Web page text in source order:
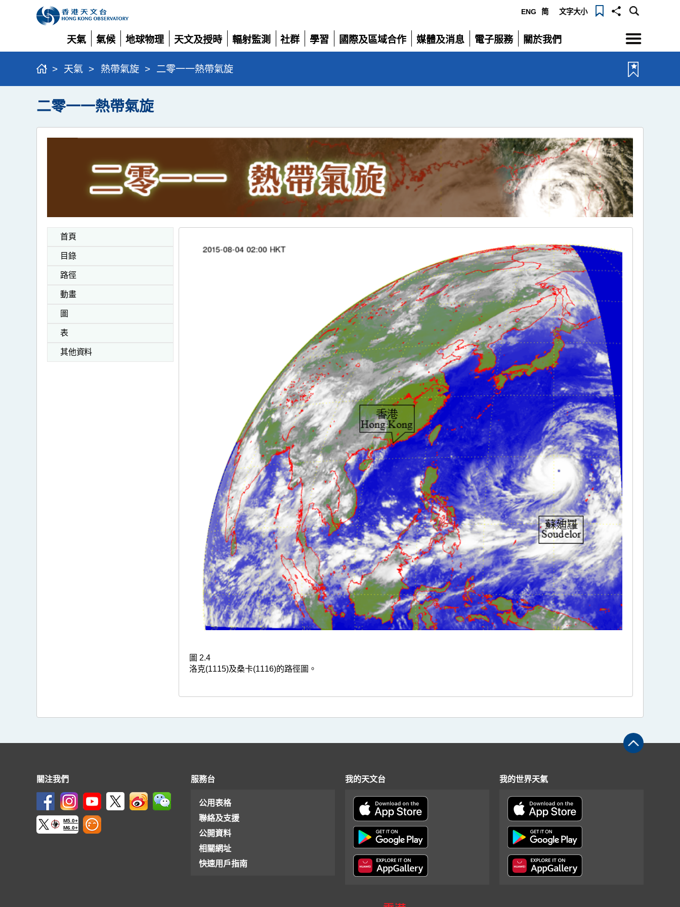
ENG 简 文字大小
天氣
展
開
氣候
展
開
地球物理
展
開
天文及授時
展
開
輻射監測
展
開
社群
展
學習
展
國際及區域合作
展
媒體及消息
展
電子服務
展
關於我們
展
選
單
> 天氣 > 熱帶氣旋 > 二零一一熱帶氣旋
二零一一熱帶氣旋
首頁
目錄
路徑
動畫
圖
表
其他資料
圖 2.4
洛克(1115)及桑卡(1116)的路徑圖。
關注我們
M5.0+
M6.0+
服務台
公用表格
聯絡及支援
公開資料
相關網址
快速用戶指南
我的天文台 我的世界天氣